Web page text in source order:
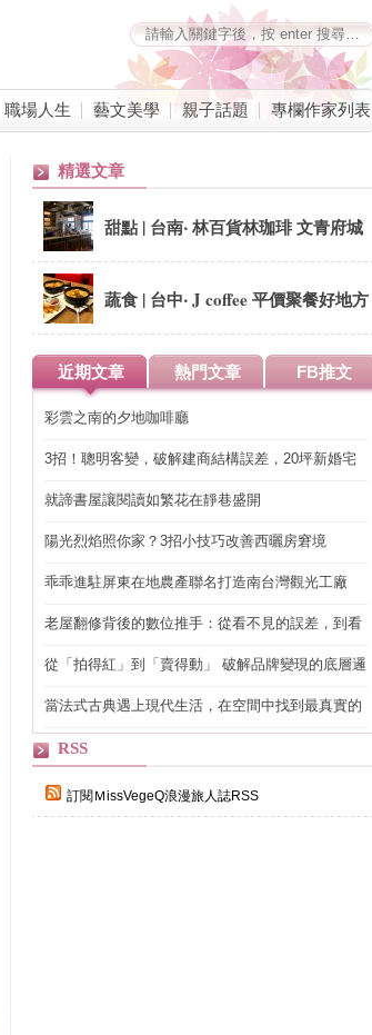
職場人生 藝文美學 親子話題 專欄作家列表
精選文章
甜點 | 台南‧ 林百貨林珈琲 文青府城
回憶錄
蔬食 | 台中‧ J coffee 平價聚餐好地方
近期文章 熱門文章 FB推文
彩雲之南的夕地咖啡廳
3招！聰明客變，破解建商結構誤差，20坪新婚宅
就諦書屋讓閱讀如繁花在靜巷盛開
陽光烈焰照你家？3招小技巧改善西曬房窘境
乖乖進駐屏東在地農產聯名打造南台灣觀光工廠
老屋翻修背後的數位推手：從看不見的誤差，到看
從「拍得紅」到「賣得動」 破解品牌變現的底層邏
當法式古典遇上現代生活，在空間中找到最真實的
RSS
訂閱ＭissVegeQ浪漫旅人誌RSS